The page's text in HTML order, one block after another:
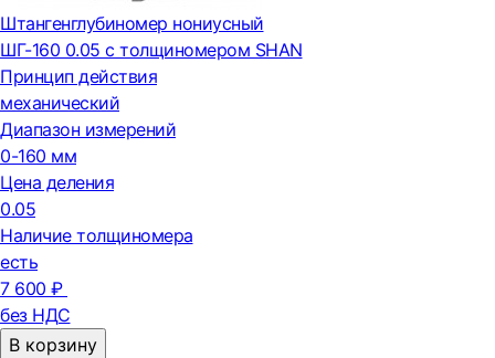
Штангенглубиномер нониусный
ШГ-160 0.05 с толщиномером SHAN
Принцип действия
механический
Диапазон измерений
0-160 мм
Цена деления
0.05
Наличие толщиномера
есть
7 600 ₽
без НДС
В корзину